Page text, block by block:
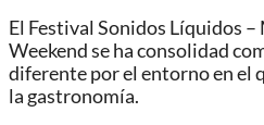
El Festival Sonidos Líquidos
Weekend se ha consolidad
diferente por el entorno en el
la gastronomía.